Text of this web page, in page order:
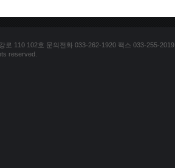
로 110 102호 문의전화 033-262-1920 팩스 033-255-2019
reserved.